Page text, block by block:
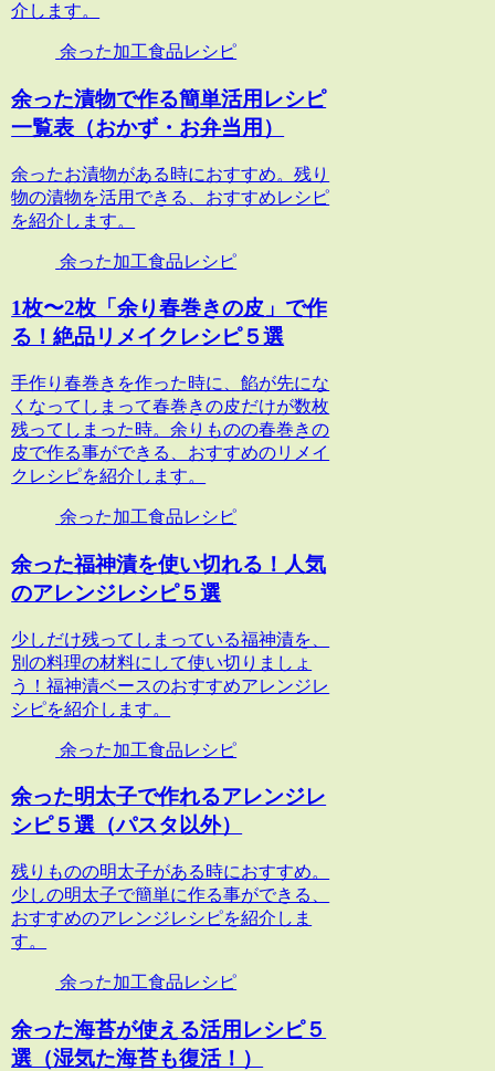
介します。
余った加工食品レシピ
余った漬物で作る簡単活用レシピ
一覧表（おかず・お弁当用）
余ったお漬物がある時におすすめ。残り
物の漬物を活用できる、おすすめレシピ
を紹介します。
余った加工食品レシピ
1枚〜2枚「余り春巻きの皮」で作
る！絶品リメイクレシピ５選
手作り春巻きを作った時に、餡が先にな
くなってしまって春巻きの皮だけが数枚
残ってしまった時。余りものの春巻きの
皮で作る事ができる、おすすめのリメイ
クレシピを紹介します。
余った加工食品レシピ
余った福神漬を使い切れる！人気
のアレンジレシピ５選
少しだけ残ってしまっている福神漬を、
別の料理の材料にして使い切りましょ
う！福神漬ベースのおすすめアレンジレ
シピを紹介します。
余った加工食品レシピ
余った明太子で作れるアレンジレ
シピ５選（パスタ以外）
残りものの明太子がある時におすすめ。
少しの明太子で簡単に作る事ができる、
おすすめのアレンジレシピを紹介しま
す。
余った加工食品レシピ
余った海苔が使える活用レシピ５
選（湿気た海苔も復活！）